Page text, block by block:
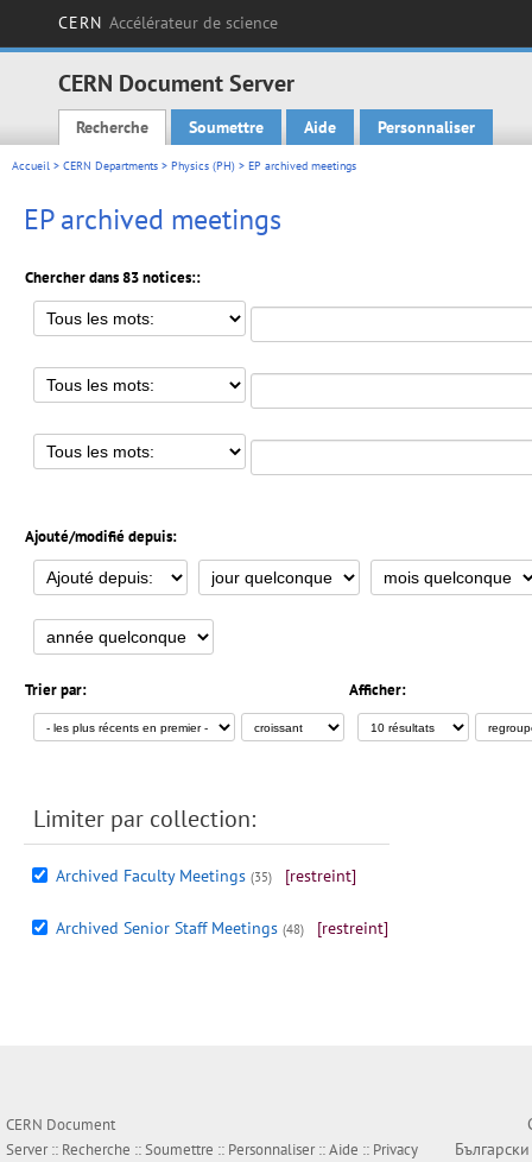
CERN Accélérateur de science
CERN Document Server
Main menu
Recherche Soumettre Aide Personnaliser
Accueil > CERN Departments > Physics (PH) > EP archived meetings
EP archived meetings
Chercher dans 83 notices::
Ajouté/modifié depuis:
Trier par: Afficher:
Limiter par collection:
Archived Faculty Meetings (35) [restreint]
Archived Senior Staff Meetings (48) [restreint]
CERN Document
Server :: Recherche ::Soumettre :: Personnaliser::Aide :: Privacy
Български